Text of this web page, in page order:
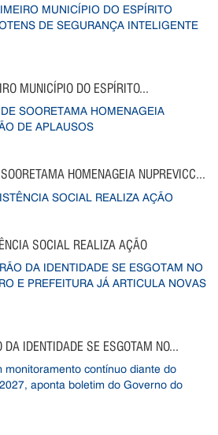
MUNICÍPIO DO ESPÍRITO...
HOMENAGEIA NUPREVICC...
SOCIAL REALIZA AÇÃO
IDENTIDADE SE ESGOTAM NO...